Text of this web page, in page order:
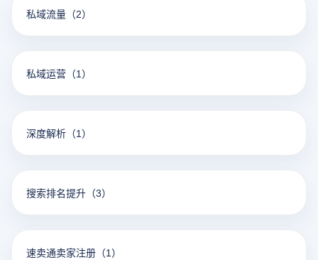
私域流量 （2）
私域运营 （1）
深度解析 （1）
搜索排名提升 （3）
速卖通卖家注册 （1）